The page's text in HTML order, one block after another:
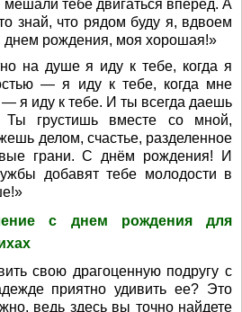
мешали тебе двигаться вперед. А
знай, что рядом буду я, вдвоем
рождения, моя хорошая!»
на душе я иду к тебе, когда я
— я иду к тебе, когда мне
я иду к тебе. И ты всегда даешь
грустишь вместе со мной,
делом, счастье, разделенное
грани. С днём рождения! И
добавят тебе молодости в
с днем рождения для
свою драгоценную подругу с
приятно удивить ее? Это
ведь здесь вы точно найдете